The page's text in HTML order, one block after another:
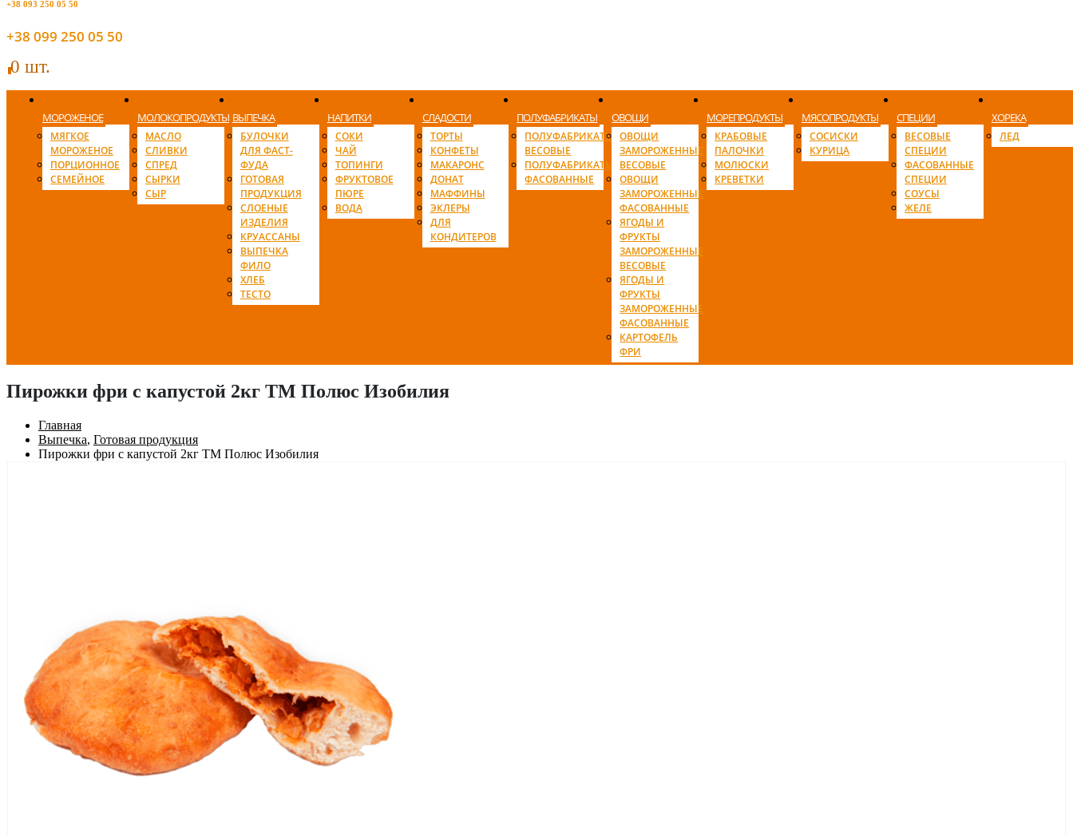
+38 093 250 05 50
+38 099 250 05 50
00 шт.
МОРОЖЕНОЕ
МЯГКОЕ
МОРОЖЕНОЕ
ПОРЦИОННОЕ
СЕМЕЙНОЕ
МОЛОКОПРОДУКТЫ
МАСЛО
СЛИВКИ
СПРЕД
СЫРКИ
СЫР
ВЫПЕЧКА
БУЛОЧКИ
ДЛЯ ФАСТ-
ФУДА
ГОТОВАЯ
ПРОДУКЦИЯ
СЛОЕНЫЕ
ИЗДЕЛИЯ
КРУАССАНЫ
ВЫПЕЧКА
ФИЛО
ХЛЕБ
ТЕСТО
НАПИТКИ
СОКИ
ЧАЙ
ТОПИНГИ
ФРУКТОВОЕ
ПЮРЕ
ВОДА
СЛАДОСТИ
ТОРТЫ
КОНФЕТЫ
МАКАРОНС
ДОНАТ
МАФФИНЫ
ЭКЛЕРЫ
ДЛЯ
КОНДИТЕРОВ
ПОЛУФАБРИКАТЫ
ПОЛУФАБРИКАТЫ
ВЕСОВЫЕ
ПОЛУФАБРИКАТЫ
ФАСОВАННЫЕ
ОВОЩИ
ОВОЩИ
ЗАМОРОЖЕННЫЕ
ВЕСОВЫЕ
ОВОЩИ
ЗАМОРОЖЕННЫЕ
ФАСОВАННЫЕ
ЯГОДЫ И
ФРУКТЫ
ЗАМОРОЖЕННЫЕ
ВЕСОВЫЕ
ЯГОДЫ И
ФРУКТЫ
ЗАМОРОЖЕННЫЕ
ФАСОВАННЫЕ
КАРТОФЕЛЬ
ФРИ
МОРЕПРОДУКТЫ
КРАБОВЫЕ
ПАЛОЧКИ
МОЛЮСКИ
КРЕВЕТКИ
МЯСОПРОДУКТЫ
СОСИСКИ
КУРИЦА
СПЕЦИИ
ВЕСОВЫЕ
СПЕЦИИ
ФАСОВАННЫЕ
СПЕЦИИ
СОУСЫ
ЖЕЛЕ
ХОРЕКА
ЛЕД
Пирожки фри с капустой 2кг ТМ Полюс Изобилия
Главная
Выпечка, Готовая продукция
Пирожки фри с капустой 2кг ТМ Полюс Изобилия